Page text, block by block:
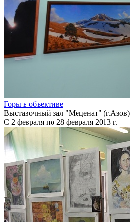
Горы в объективе
Выставочный зал "Меценат" (г.Азов)
С 2 февраля по 28 февраля 2013 г.